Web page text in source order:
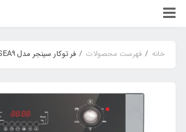
خانه فهرست محصولات فر توکار سینجر مدل SEA9